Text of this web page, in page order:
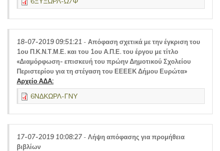
18-07-2019 09:51:21 - Απόφαση σχετικά με την έγκριση του
1ου Π.Κ.Ν.Τ.Μ.Ε. και του 1ου Α.Π.Ε. του έργου με τίτλο
«Διαμόρφωση- επισκευή του πρώην Δημοτικού Σχολείου
Περιστερίου για τη στέγαση του ΕΕΕΕΚ Δήμου Ευρώτα»
Αρχείο ΑΔΑ:
6ΝΔΚΩΡΛ-ΓΝΥ
17-07-2019 10:08:27 - Λήψη απόφασης για προμήθεια
βιβλίων